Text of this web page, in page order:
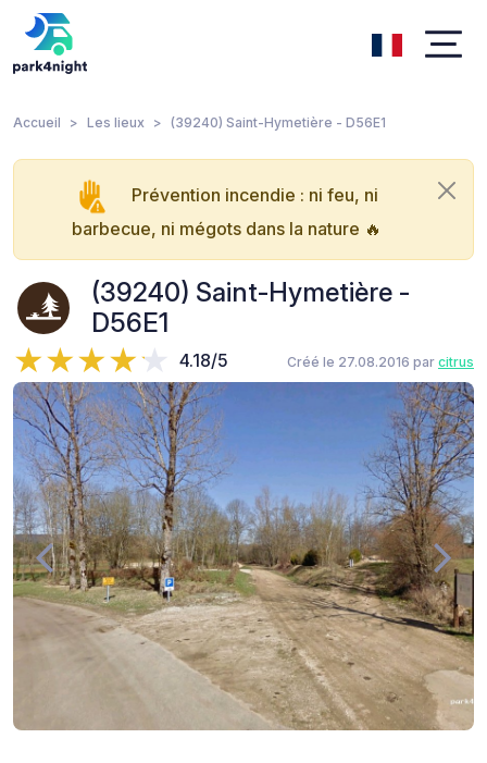
Accueil Les lieux (39240) Saint-Hymetière - D56E1
Prévention incendie : ni feu, ni
barbecue, ni mégots dans la nature 🔥
(39240) Saint-Hymetière -
D56E1
4.18/5 Créé le 27.08.2016 par citrus